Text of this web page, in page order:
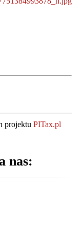
projektu PITax.pl
nas: